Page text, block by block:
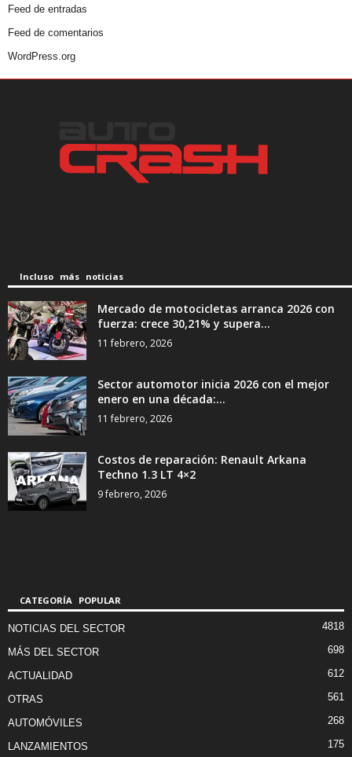
Feed de entradas
Feed de comentarios
WordPress.org
Incluso más noticias
Mercado de motocicletas arranca 2026 con
fuerza: crece 30,21% y supera...
11 febrero, 2026
Sector automotor inicia 2026 con el mejor
enero en una década:...
11 febrero, 2026
Costos de reparación: Renault Arkana
Techno 1.3 LT 4×2
9 febrero, 2026
CATEGORÍA POPULAR
NOTICIAS DEL SECTOR 4818
MÁS DEL SECTOR 698
ACTUALIDAD 612
OTRAS 561
AUTOMÓVILES 268
LANZAMIENTOS 175